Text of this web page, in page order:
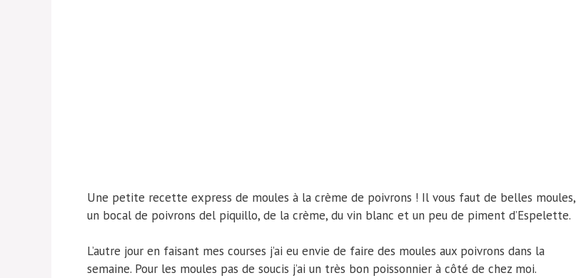
Une petite recette express de moules à la crème de poivrons ! Il vous faut de belles moules,
un bocal de poivrons del piquillo, de la crème, du vin blanc et un peu de piment d’Espelette.
L’autre jour en faisant mes courses j’ai eu envie de faire des moules aux poivrons dans la
semaine. Pour les moules pas de soucis j’ai un très bon poissonnier à côté de chez moi.